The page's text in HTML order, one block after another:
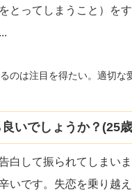
とってしまうこと）を
のは注目を得たい。適切な
いでしょうか？(25歳
白して振られてしまい
いです。失恋を乗り越